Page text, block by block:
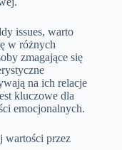
issues, warto
w różnych
zmagające się
na ich relacje
kluczowe dla
emocjonalnych.
wartości przez